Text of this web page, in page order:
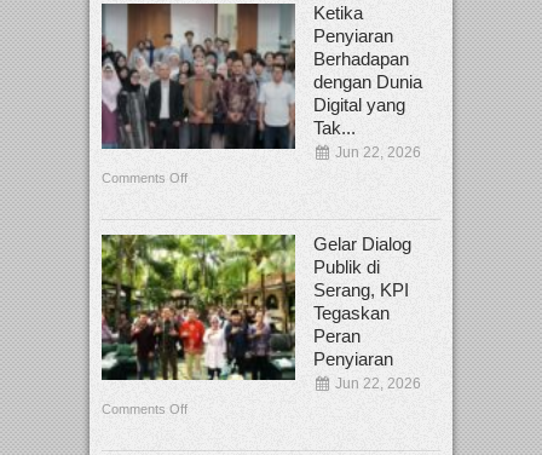
Ketika
Penyiaran
Berhadapan
dengan Dunia
Digital yang
Tak...
Jun 22, 2026
Comments Off
Gelar Dialog
Publik di
Serang, KPI
Tegaskan
Peran
Penyiaran
Jun 22, 2026
Comments Off